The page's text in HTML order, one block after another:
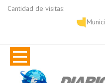
Cantidad de visitas: